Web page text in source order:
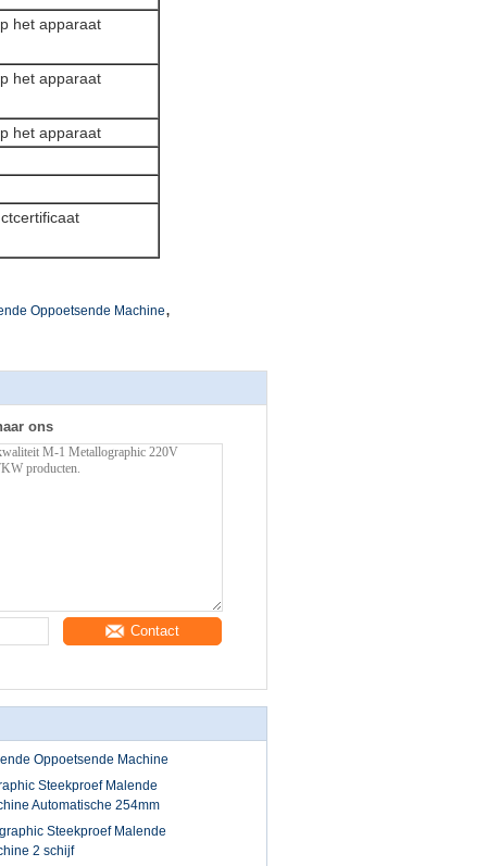
het apparaat
het apparaat
het apparaat
Oppoetsende Machine,
ons
Contact
Oppoetsende Machine
Steekproef Malende
Automatische 254mm
Steekproef Malende
2 schijf